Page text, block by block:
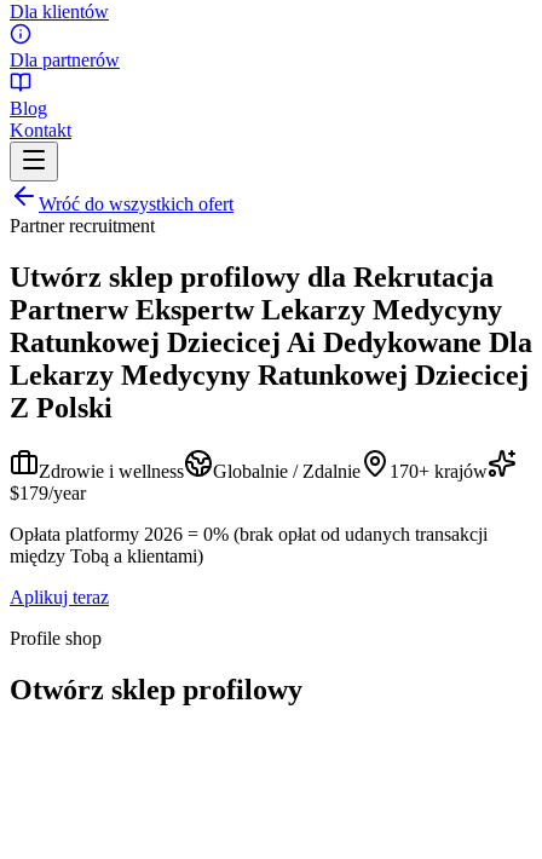
Dla klientów
Dla partnerów
Blog
Kontakt
Wróć do wszystkich ofert
Partner recruitment
Utwórz sklep profilowy dla Rekrutacja
Partnerw Ekspertw Lekarzy Medycyny
Ratunkowej Dziecicej Ai Dedykowane Dla
Lekarzy Medycyny Ratunkowej Dziecicej
Z Polski
Zdrowie i wellness Globalnie / Zdalnie
170+ krajów
$179/year
Opłata platformy 2026 = 0% (brak opłat od udanych transakcji
między Tobą a klientami)
Aplikuj teraz
Profile shop
Otwórz sklep profilowy